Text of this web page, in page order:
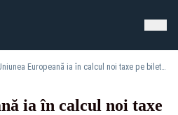
Uniunea Europeană ia în calcul noi taxe pe biletele de avion și pe produsele cu zahăr pentru a strânge bani la buget
ia în calcul noi taxe